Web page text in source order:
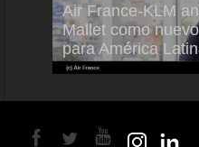
Air France-KLM
Mallet como
para América